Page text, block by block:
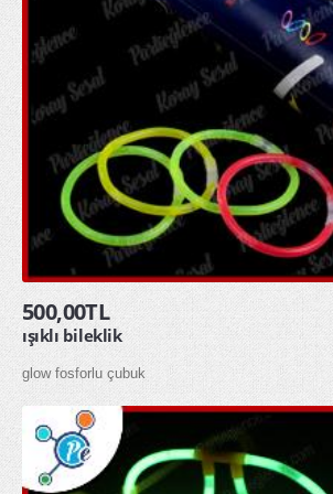
glow kolye
MASKELER & KOSTÜMLER
Kostümler
Maskeler
Şapkalar
HEDİYELİK ÜRÜNLER
Diğer Hediyelik Ürünler
Hediye Kutuları
Hediye Torbaları
500,00TL
ışıklı bileklik
glow fosforlu çubuk